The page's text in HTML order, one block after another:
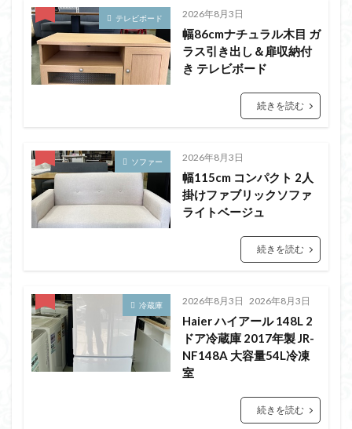
テレビボード 2026年8月3日
幅86cmナチュラル木目 ガ
ラス引き出し＆扉収納付
き テレビボード
続きを読む
ソファー 2026年8月3日
幅115cm コンパクト 2人
掛けファブリックソファ
ライトベージュ
続きを読む
冷蔵庫 2026年8月3日 2026年8月3日
Haier ハイアール 148L 2
ドア冷蔵庫 2017年製 JR-
NF148A 大容量54L冷凍
室
続きを読む